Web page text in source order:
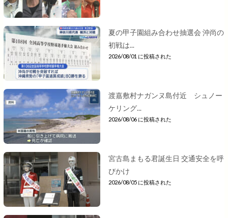
夏の甲子園組み合わせ抽選会 沖尚の
初戦は...
2026/08/01 に投稿された
渡嘉敷村ナガンヌ島付近 シュノー
ケリング...
2026/08/06 に投稿された
宮古島まもる君誕生日 交通安全を呼
びかけ
2026/08/05 に投稿された